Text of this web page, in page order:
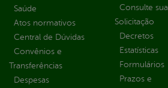
Saúde
Atos normativos
Central de Dúvidas
Convênios e
Transferências
Despesas
Consulte sua
Solicitação
Decretos
Estatísticas
Formulários
Prazos e